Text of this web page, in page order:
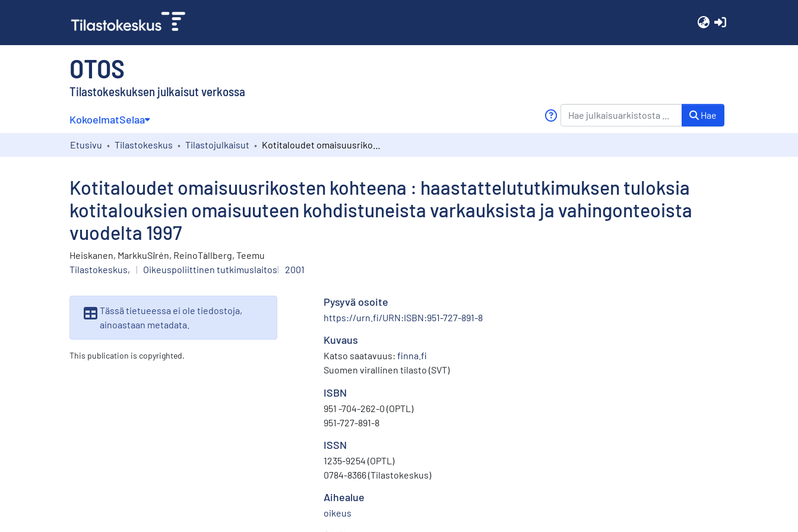
OTOS
Tilastokeskuksen julkaisut verkossa
KokoelmatSelaa Hae
Etusivu Tilastokeskus Tilastojulkaisut
Kotitaloudet omaisuusrikosten kohteena : haastattelututkimuksen tuloksia
kotitalouksien omaisuuteen kohdistuneista varkauksista ja vahingonteoista
vuodelta 1997
Heiskanen, MarkkuSirén, ReinoTallberg, Teemu
Tilastokeskus,
| Oikeuspoliittinen tutkimuslaitos 2001
Tässä tietueessa ei ole tiedostoja,
ainoastaan metadata.
This publication is copyrighted.
Pysyvä osoite
https://urn.fi/URN:ISBN:951-727-891-8
Kuvaus
Katso saatavuus: finna.fi
Suomen virallinen tilasto (SVT)
ISBN
951 -704-262-0 (OPTL)
951-727-891-8
ISSN
1235-9254 (OPTL)
0784-8366 (Tilastokeskus)
Aihealue
oikeus